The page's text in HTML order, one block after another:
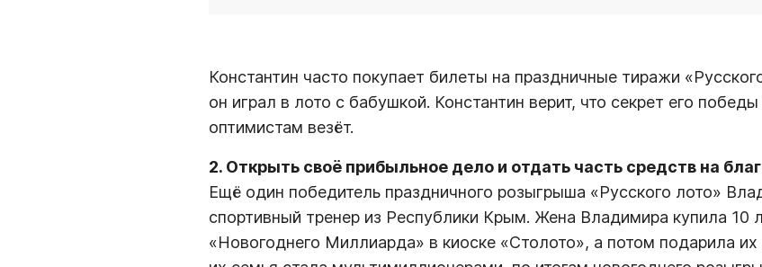
Константин часто покупает билеты на праздничные тиражи
он играл в лото с бабушкой. Константин верит, что секрет его
оптимистам везёт.
2. Открыть своё прибыльное дело и отдать часть средств на
Ещё один победитель праздничного розыгрыша «Русского лото»
спортивный тренер из Республики Крым. Жена Владимира купила 10
«Новогоднего Миллиарда» в киоске «Столото», а потом подарила